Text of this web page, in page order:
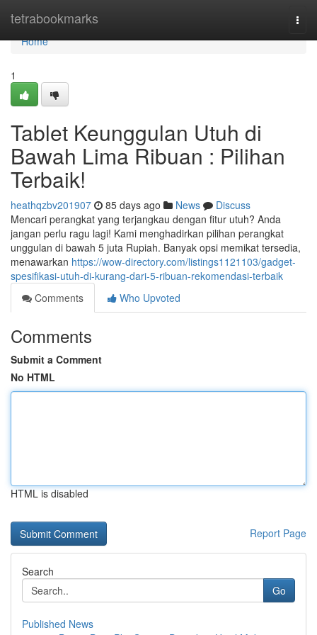
tetrabookmarks
Home
Home
1
Tablet Keunggulan Utuh di
Bawah Lima Ribuan : Pilihan
Terbaik!
heathqzbv201907 85 days ago News
Discuss
Mencari perangkat yang terjangkau dengan fitur utuh? Anda
jangan perlu ragu lagi! Kami menghadirkan pilihan perangkat
unggulan di bawah 5 juta Rupiah. Banyak opsi memikat tersedia,
menawarkan https://wow-directory.com/listings1121103/gadget-
spesifikasi-utuh-di-kurang-dari-5-ribuan-rekomendasi-terbaik
Comments
Who Upvoted
Comments
Submit a Comment
No HTML
HTML is disabled
Report Page
Search
Go
Published News